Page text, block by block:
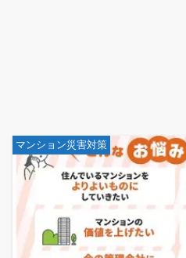
マンション災害対策